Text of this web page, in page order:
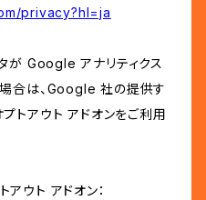
privacy?hl=ja
が Google アナリティクス
合は、Google 社の提供す
トアウト アドオンをご利用
ウト アドオン：